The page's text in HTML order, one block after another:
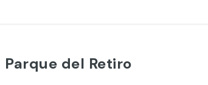
Parque del Retiro